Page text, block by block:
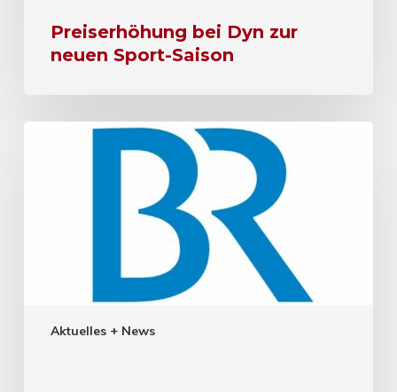
Preiserhöhung bei Dyn zur
neuen Sport-Saison
Aktuelles + News